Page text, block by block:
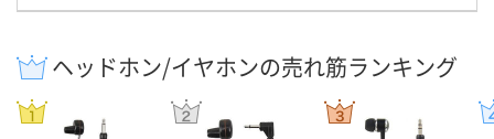
ヘッドホン/イヤホンの売れ筋ランキング